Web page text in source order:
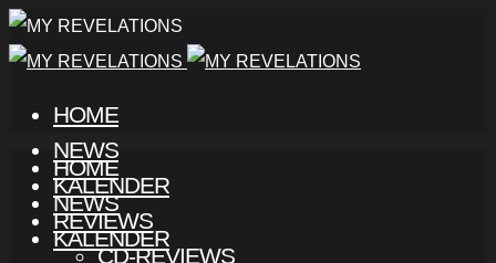
HOME
NEWS
KALENDER
REVIEWS
CD-REVIEWS
HOME
NEWS
KALENDER